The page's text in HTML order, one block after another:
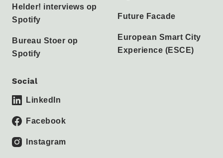
Helder! interviews op
Spotify
Bureau Stoer op
Spotify
Future Facade
European Smart City
Experience (ESCE)
Social
LinkedIn
Facebook
Instagram